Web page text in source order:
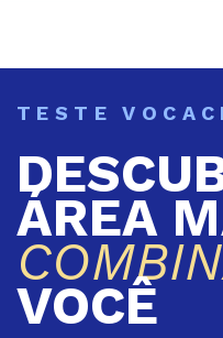
TESTE
ÁREA
VOCÊ